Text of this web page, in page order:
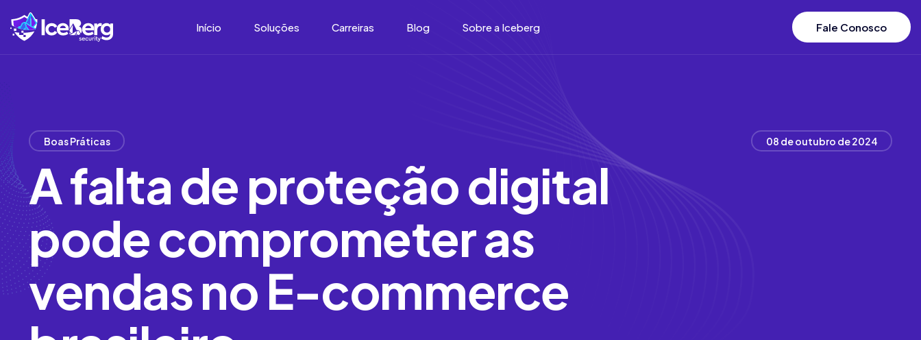
Início Soluções Carreiras Blog Sobre a Iceberg Fale Conosco
Boas Práticas 08 de outubro de 2024
A falta de proteção digital
pode comprometer as
vendas no E-commerce